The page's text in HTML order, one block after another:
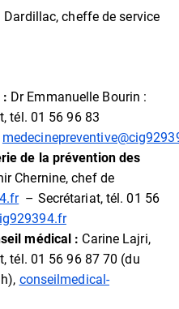
Dardillac, cheffe de service
: Dr Emmanuelle Bourin :
tél. 01 56 96 83
de la prévention des
Chernine, chef de
– Secrétariat, tél. 01 56
médical : Carine Lajri,
tél. 01 56 96 87 70 (du
conseilmedical-